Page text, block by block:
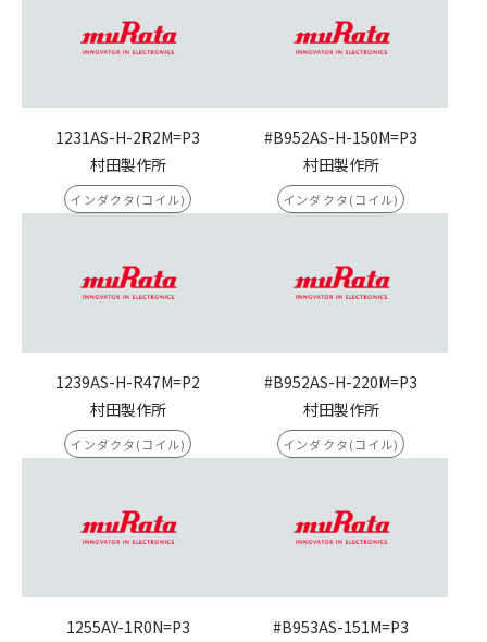
1231AS-H-2R2M=P3
村田製作所
インダクタ(コイル)
#B952AS-H-150M=P3
村田製作所
インダクタ(コイル)
1239AS-H-R47M=P2
村田製作所
インダクタ(コイル)
#B952AS-H-220M=P3
村田製作所
インダクタ(コイル)
1255AY-1R0N=P3
#B953AS-151M=P3